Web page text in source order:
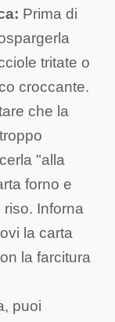
Prima di
tritate o
croccante.
che la
"alla
forno e
Inforna
la carta
la farcitura
puoi